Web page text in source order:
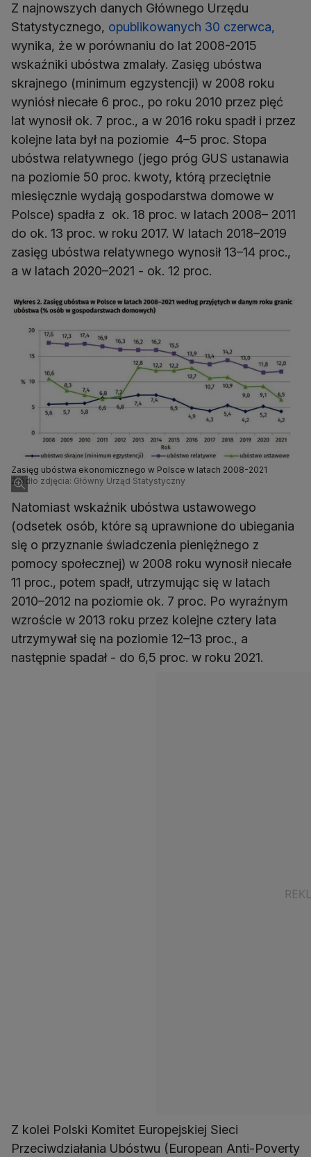
Z najnowszych danych Głównego Urzędu
Statystycznego, opublikowanych 30 czerwca,
wynika, że w porównaniu do lat 2008-2015
wskaźniki ubóstwa zmalały. Zasięg ubóstwa
skrajnego (minimum egzystencji) w 2008 roku
wyniósł niecałe 6 proc., po roku 2010 przez pięć
lat wynosił ok. 7 proc., a w 2016 roku spadł i przez
kolejne lata był na poziomie 4–5 proc. Stopa
ubóstwa relatywnego (jego próg GUS ustanawia
na poziomie 50 proc. kwoty, którą przeciętnie
miesięcznie wydają gospodarstwa domowe w
Polsce) spadła z ok. 18 proc. w latach 2008– 2011
do ok. 13 proc. w roku 2017. W latach 2018–2019
zasięg ubóstwa relatywnego wynosił 13–14 proc.,
a w latach 2020–2021 - ok. 12 proc.
Zasięg ubóstwa ekonomicznego w Polsce w latach 2008-2021
Źródło zdjęcia: Główny Urząd Statystyczny
Natomiast wskaźnik ubóstwa ustawowego
(odsetek osób, które są uprawnione do ubiegania
się o przyznanie świadczenia pieniężnego z
pomocy społecznej) w 2008 roku wynosił niecałe
11 proc., potem spadł, utrzymując się w latach
2010–2012 na poziomie ok. 7 proc. Po wyraźnym
wzroście w 2013 roku przez kolejne cztery lata
utrzymywał się na poziomie 12–13 proc., a
następnie spadał - do 6,5 proc. w roku 2021.
Z kolei Polski Komitet Europejskiej Sieci
Przeciwdziałania Ubóstwu (European Anti-Poverty